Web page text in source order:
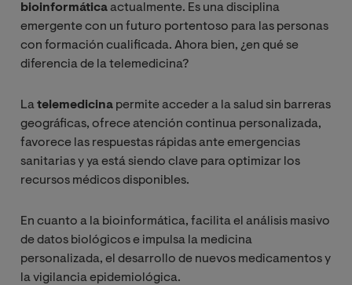
bioinformáticaactualmente. Es una disciplina
emergente con un futuro portentoso para las personas
con formación cualificada. Ahora bien, ¿en qué se
diferencia de la telemedicina?
Latelemedicina permite acceder a la salud sin barreras
geográficas, ofrece atención continua personalizada,
favorece las respuestas rápidas ante emergencias
sanitarias y ya está siendo clave para optimizar los
recursos médicos disponibles.
En cuanto a la bioinformática, facilita el análisis masivo
de datos biológicos e impulsa la medicina
personalizada, el desarrollo de nuevos medicamentos y
la vigilancia epidemiológica.